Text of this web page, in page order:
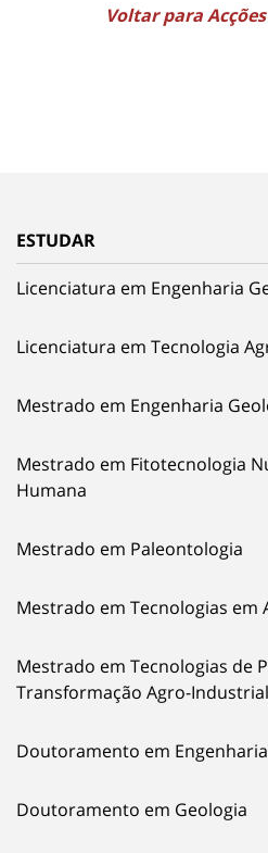
Voltar para
ESTUDAR
Licenciatura em Engenharia
Licenciatura em Tecnologia
Mestrado em Engenharia
Mestrado em Fitotecnologia
Humana
Mestrado em Paleontologia
Mestrado em Tecnologias em
Mestrado em Tecnologias de
Transformação Agro-Industrial
Doutoramento em
Doutoramento em Geologia